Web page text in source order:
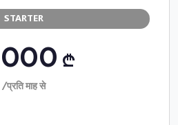
STARTER
₾
/प्रति माह से